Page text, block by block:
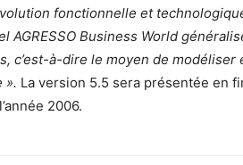
fonctionnelle et
AGRESSO Business World
c’est-à-dire le moyen de modéliser
». La version 5.5 sera présentée en
2006.